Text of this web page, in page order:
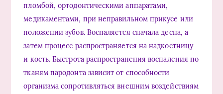
пломбой, ортодонтическими аппаратами,
медикаментами, при неправильном прикусе или
положении зубов. Воспаляется сначала десна, а
затем процесс распространяется на надкостницу
и кость. Быстрота распространения воспаления по
тканям пародонта зависит от способности
организма сопротивляться внешним воздействиям